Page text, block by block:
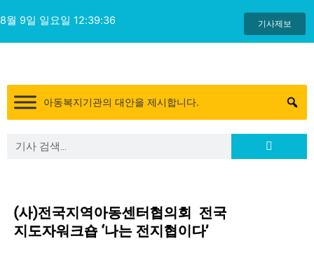
텐
츠
8월 9일 일요일 12:39:37 기사제보
아동복지기관의 대안을 제시합니다.
Search Search
(사)전국지역아동센터협의회 전국
지도자워크숍 ‘나는 전지협이다’